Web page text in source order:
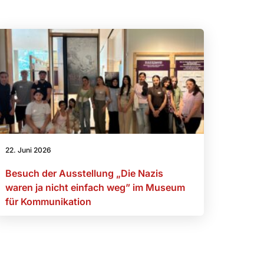
22. Juni 2026
Besuch der Ausstellung „Die Nazis
waren ja nicht einfach weg” im Museum
für Kommunikation